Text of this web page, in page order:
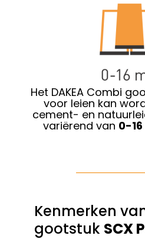
Het DAKEA Combi
voor leien kan
cement- en
variërend van 0-
Kenmerken
gootstuk SCX